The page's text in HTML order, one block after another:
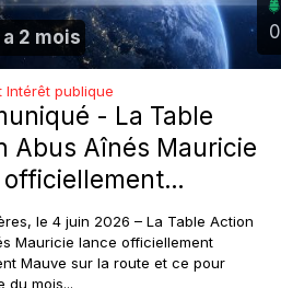
2 mois 0
Intérêt publique
- La Table
Abus Aînés Mauricie
officiellement
Mauve sur la
le 4 juin 2026 – La Table Action
Mauricie lance officiellement
Mauve sur la route et ce pour
du mois...